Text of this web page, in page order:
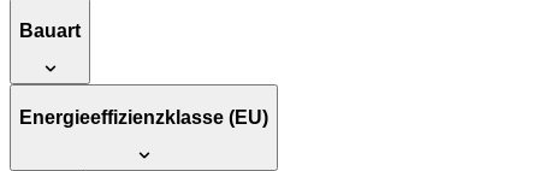
Bauart
Energieeffizienzklasse (EU)